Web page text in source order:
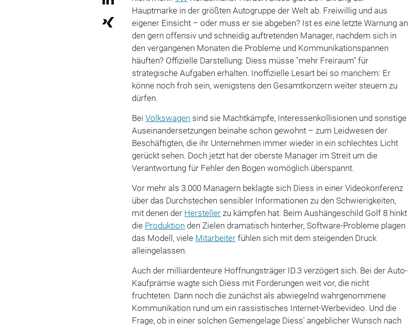
Hauptmarke in der größten Autogruppe der Welt ab. Freiwillig und aus
eigener Einsicht – oder muss er sie abgeben? Ist es eine letzte Warnung an
den gern offensiv und schneidig auftretenden Manager, nachdem sich in
den vergangenen Monaten die Probleme und Kommunikationspannen
häuften? Offizielle Darstellung: Diess müsse "mehr Freiraum" für
strategische Aufgaben erhalten. Inoffizielle Lesart bei so manchem: Er
könne noch froh sein, wenigstens den Gesamtkonzern weiter steuern zu
dürfen.
BeiVolkswagen sind sie Machtkämpfe, Interessenkollisionen und sonstige
Auseinandersetzungen beinahe schon gewohnt – zum Leidwesen der
Beschäftigten, die ihr Unternehmen immer wieder in ein schlechtes Licht
gerückt sehen. Doch jetzt hat der oberste Manager im Streit um die
Verantwortung für Fehler den Bogen womöglich überspannt.
Vor mehr als 3.000 Managern beklagte sich Diess in einer Videokonferenz
über das Durchstechen sensibler Informationen zu den Schwierigkeiten,
mit denen der Hersteller zu kämpfen hat. Beim Aushängeschild Golf 8 hinkt
die Produktion den Zielen dramatisch hinterher, Software-Probleme plagen
das Modell, viele Mitarbeiter fühlen sich mit dem steigenden Druck
alleingelassen.
Auch der milliardenteure Hoffnungsträger ID.3 verzögert sich. Bei der Auto-
Kaufprämie wagte sich Diess mit Forderungen weit vor, die nicht
fruchteten. Dann noch die zunächst als abwiegelnd wahrgenommene
Kommunikation rund um ein rassistisches Internet-Werbevideo. Und die
Frage, ob in einer solchen Gemengelage Diess' angeblicher Wunsch nach